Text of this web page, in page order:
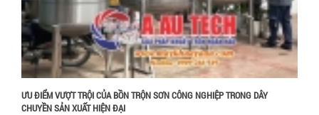
ƯU ĐIỂM VƯỢT TRỘI CỦA BỒN TRỘN SƠN CÔNG NGHIỆP TRONG DÂY
CHUYỀN SẢN XUẤT HIỆN ĐẠI
NHỮNG TIÊU CHÍ QUAN TRỌNG KHI LỰA
CHỌN MÁY KHUẤY TRỘN HÓA CHẤT CHO
NHÀ MÁY
Khám phá những tiêu chí quan trọng
giúp doanh nghiệp lựa chọn máy khuấy
trộn hóa chất phù hợp. Từ máy khuấy